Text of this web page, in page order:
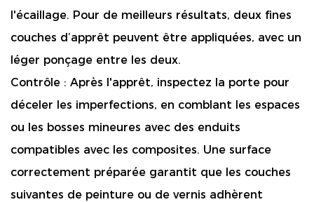
l'écaillage. Pour de meilleurs résultats, deux fines
couches d’apprêt peuvent être appliquées, avec un
léger ponçage entre les deux.
Contrôle : Après l'apprêt, inspectez la porte pour
déceler les imperfections, en comblant les espaces
ou les bosses mineures avec des enduits
compatibles avec les composites. Une surface
correctement préparée garantit que les couches
suivantes de peinture ou de vernis adhèrent